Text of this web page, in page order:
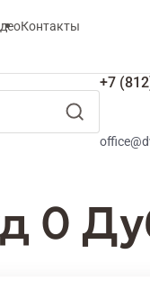
Контакты
+7
0